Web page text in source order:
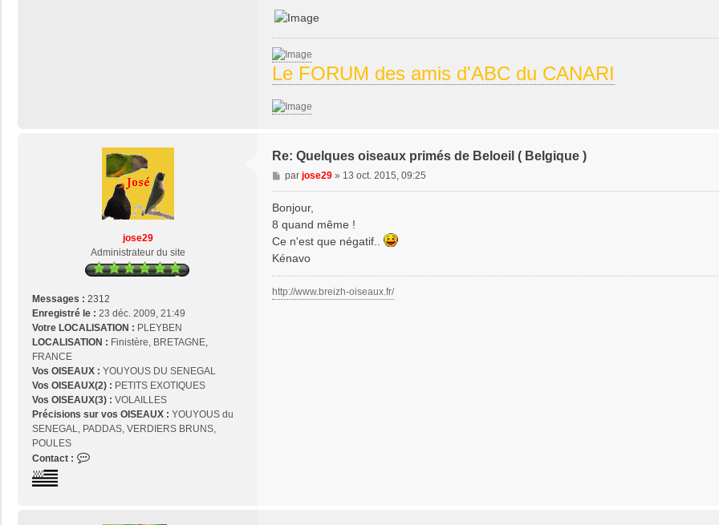
Le FORUM des amis d'ABC du CANARI
jose29
Administrateur du site
Messages : 2312
Enregistré le : 23 déc. 2009, 21:49
Votre LOCALISATION : PLEYBEN
LOCALISATION : Finistère, BRETAGNE,
FRANCE
Vos OISEAUX : YOUYOUS DU SENEGAL
Vos OISEAUX(2) : PETITS EXOTIQUES
Vos OISEAUX(3) : VOLAILLES
Précisions sur vos OISEAUX : YOUYOUS du
SENEGAL, PADDAS, VERDIERS BRUNS,
POULES
Contact :
Re: Quelques oiseaux primés de Beloeil ( Belgique )
M
e
a
g
e
par jose29» 13 oct. 2015, 09:25
Bonjour,
8 quand même !
Ce n'est que négatif..
Kénavo
http://www.breizh-oiseaux.fr/